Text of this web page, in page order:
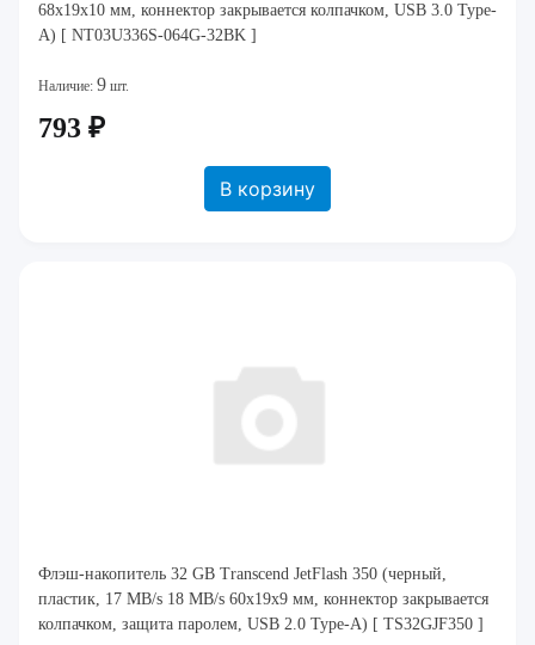
68x19x10 мм, коннектор закрывается колпачком, USB 3.0 Type-
A) [ NT03U336S-064G-32BK ]
Наличие: 9 шт.
793 ₽
В корзину
Флэш-накопитель 32 GB Transcend JetFlash 350 (черный,
пластик, 17 MB/s 18 MB/s 60x19x9 мм, коннектор закрывается
колпачком, защита паролем, USB 2.0 Type-A) [ TS32GJF350 ]